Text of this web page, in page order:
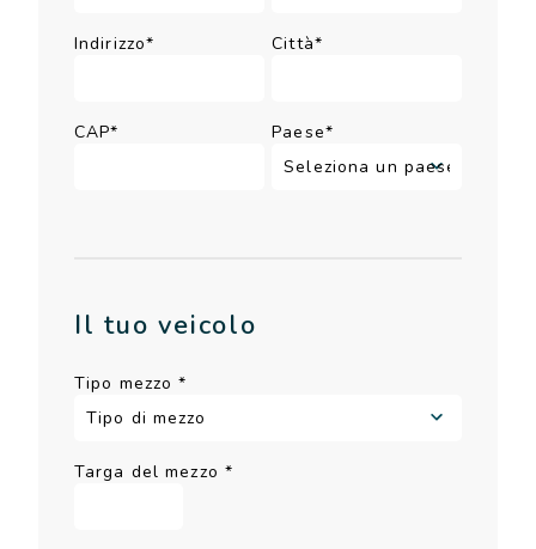
Indirizzo* Città*
CAP* Paese*
Il tuo veicolo
Tipo mezzo*
Targa del mezzo *